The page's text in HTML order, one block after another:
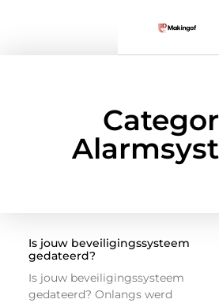
Is jouw beveiligingssysteem
gedateerd?
Is jouw beveiligingssysteem
gedateerd? Onlangs werd